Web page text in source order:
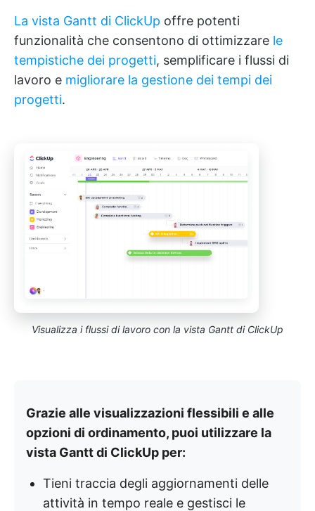
La vista Gantt di ClickUp offre potenti
funzionalità che consentono di ottimizzare le
tempistiche dei progetti, semplificare i flussi di
lavoro e migliorare la gestione dei tempi dei
progetti.
Visualizza i flussi di lavoro con la vista Gantt di ClickUp
Grazie alle visualizzazioni flessibili e alle
opzioni di ordinamento, puoi utilizzare la
vista Gantt di ClickUp per:
Tieni traccia degli aggiornamenti delle
attività in tempo reale e gestisci le